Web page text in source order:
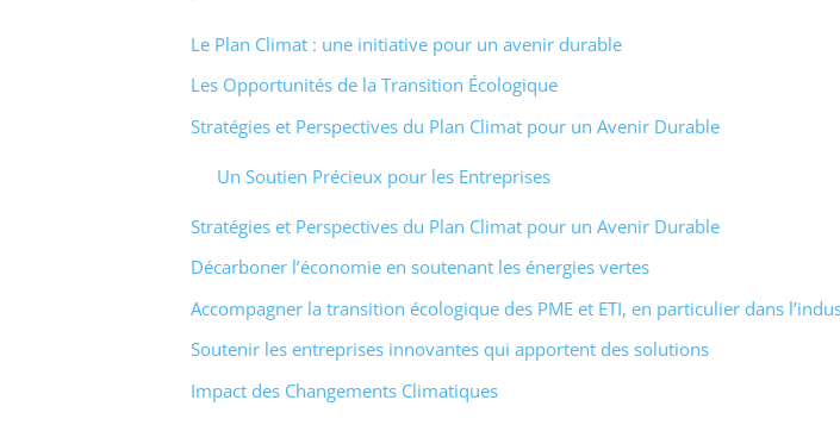
Le Plan Climat : une initiative pour un avenir durable
Les Opportunités de la Transition Écologique
Stratégies et Perspectives du Plan Climat pour un Avenir Durable
Un Soutien Précieux pour les Entreprises
Stratégies et Perspectives du Plan Climat pour un Avenir Durable
Décarboner l’économie en soutenant les énergies vertes
Accompagner la transition écologique des PME et ETI, en particulier dans
Soutenir les entreprises innovantes qui apportent des solutions
Impact des Changements Climatiques